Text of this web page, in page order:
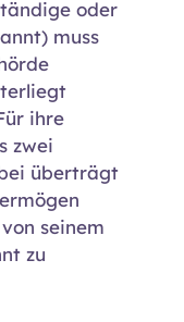
oder
muss
ihre
zwei
überträgt
seinem
zu